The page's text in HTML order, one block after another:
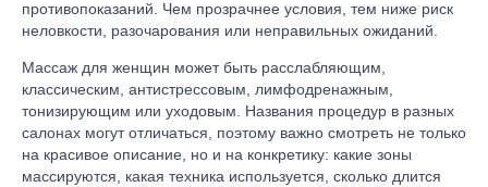
противопоказаний. Чем прозрачнее условия, тем ниже риск
неловкости, разочарования или неправильных ожиданий.
Массаж для женщин может быть расслабляющим,
классическим, антистрессовым, лимфодренажным,
тонизирующим или уходовым. Названия процедур в разных
салонах могут отличаться, поэтому важно смотреть не только
на красивое описание, но и на конкретику: какие зоны
массируются, какая техника используется, сколько длится